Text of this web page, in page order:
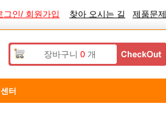
그인/ 회원가입 찾아 오시는 길 제품문제
장바구니 0개
터